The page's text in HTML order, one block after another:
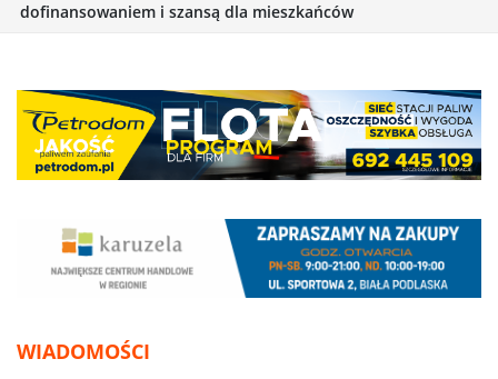
dofinansowaniem i szansą dla mieszkańców
WIADOMOŚCI